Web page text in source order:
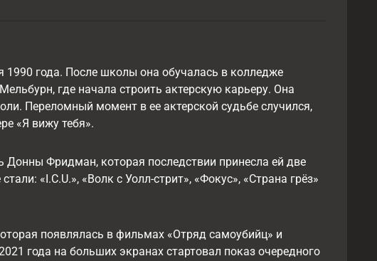
года. После школы она обучалась в колледже
где начала строить актерскую карьеру. Она
Переломный момент в ее актерской судьбе случился,
«Я вижу тебя».
Донны Фридман, которая последствии принесла ей две
«I.C.U.», «Волк с Уолл-стрит», «Фокус», «Страна грёз»
появлялась в фильмах «Отряд самоубийц» и
года на больших экранах стартовал показ очередного